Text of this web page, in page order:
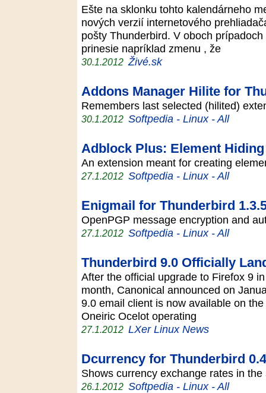
Ešte na sklonku tohto kalendárneho
nových verzií internetového
pošty Thunderbird. V oboch
prinesie napríklad zmenu , že
30.1.2012 Živé.sk
Addons Manager Hilite for
Remembers last selected (hilited)
30.1.2012 Softpedia - Linux - All
Adblock Plus: Element
An extension meant for creating
27.1.2012 Softpedia - Linux - All
Enigmail for Thunderbird
OpenPGP message encryption and
27.1.2012 Softpedia - Linux - All
Thunderbird 9.0 Officially
After the official upgrade to Firefox 9
month, Canonical announced on
9.0 email client is now available on
Oneiric Ocelot operating
27.1.2012 LXer Linux News
Dcurrency for Thunderbird
Shows currency exchange rates in
26.1.2012 Softpedia - Linux - All